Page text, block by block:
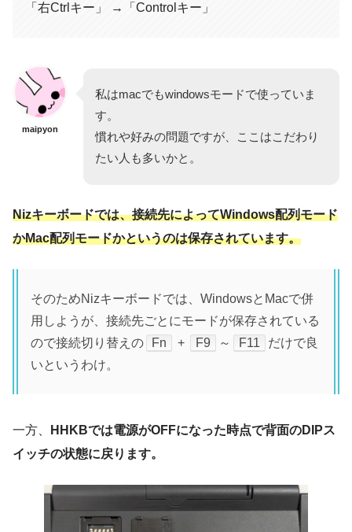
「右Ctrlキー」 →「Controlキー」
maipyon
私はmacでもwindowsモードで使っていま
す。
慣れや好みの問題ですが、ここはこだわり
たい人も多いかと。
Nizキーボードでは、接続先によってWindows配列モード
かMac配列モードかというのは保存されています。
そのためNizキーボードでは、WindowsとMacで併
用しようが、接続先ごとにモードが保存されている
ので接続切り替えの
Fn + F9 ～ F11
だけで良
いというわけ。
一方、
HHKBでは電源がOFFになった時点で背面のDIPス
イッチの状態に戻ります。